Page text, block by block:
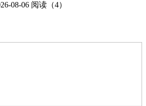
08-06 阅读（4）